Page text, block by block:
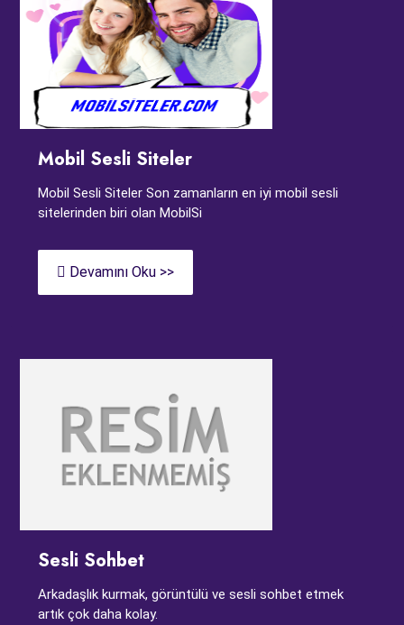
Mobil Sesli Siteler
Mobil Sesli Siteler Son zamanların en iyi mobil sesli
sitelerinden biri olan MobilSi
Devamını Oku >>
Sesli Sohbet
Arkadaşlık kurmak, görüntülü ve sesli sohbet etmek
artık çok daha kolay.